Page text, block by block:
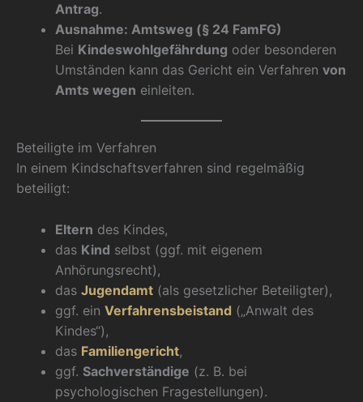
Antrag.
Ausnahme: Amtsweg (§ 24 FamFG)
Bei Kindeswohlgefährdung oder besonderen
Umständen kann das Gericht ein Verfahren von
Amts wegen einleiten.
Beteiligte im Verfahren
In einem Kindschaftsverfahren sind regelmäßig
beteiligt:
Eltern des Kindes,
das Kind selbst (ggf. mit eigenem
Anhörungsrecht),
das Jugendamt (als gesetzlicher Beteiligter),
ggf. ein Verfahrensbeistand („Anwalt des
Kindes“),
das Familiengericht,
ggf. Sachverständige (z. B. bei
psychologischen Fragestellungen).